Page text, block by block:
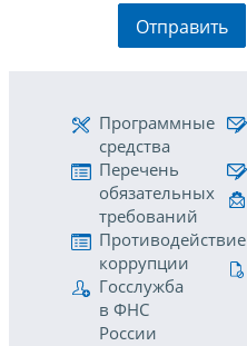
Отправить
Программные
средства
Перечень
обязательных
требований
Противодействие
коррупции
Госслужба
в ФНС
России